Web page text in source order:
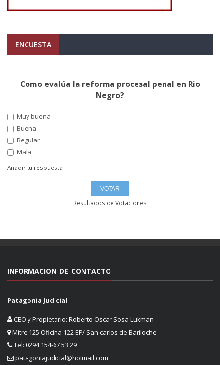
ENCUESTA
Como evalúa la reforma procesal penal en Rio
Negro?
Muy buena
Buena
Regular
Mala
Añadir tu respuesta
Resultados de Votaciones
INFORMACION DE CONTACTO
Patagonia Judicial
CEO y Propietario: Roberto Oscar Sosa Lukman
Mitre 125 Oficina 122 EP/ San carlos de Bariloche
Tel: 0294 154-67 53 29
patagoniajudicial@hotmail.com